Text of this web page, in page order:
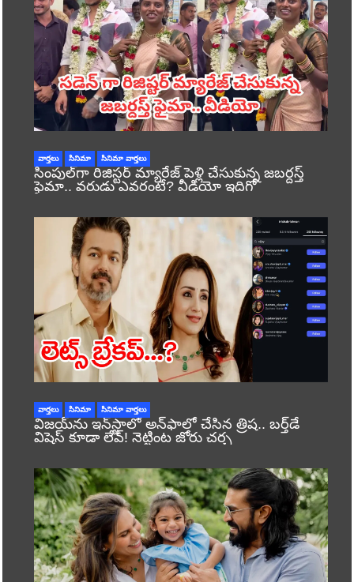
వార్తలు సినిమా సినిమా వార్తలు
సింపుల్‌గా రిజిస్టర్‌ మ్యారేజ్ పెళ్లి చేసుకున్న జబర్దస్త్
ఫైమా.. వరుడు ఎవరంటే? వీడియో ఇదిగో
వార్తలు సినిమా సినిమా వార్తలు
విజయ్‌ను ఇన్‌స్టాలో అన్‌ఫాలో చేసిన త్రిష.. బర్త్‌డే
విషెస్ కూడా లేవ్! నెట్టింట జోరు చర్చ